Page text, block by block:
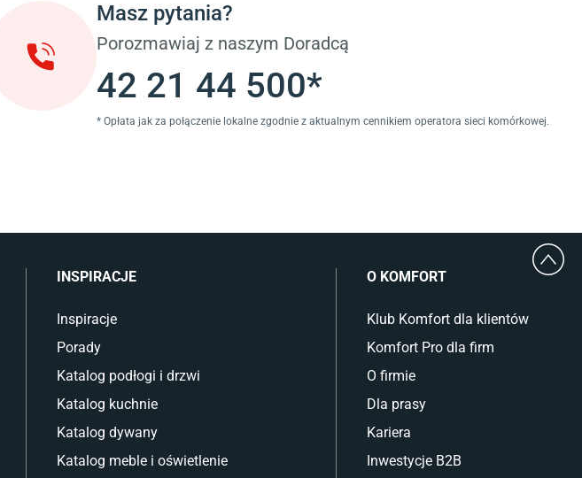
Lampy stojące LED
Glazura
Płytki marmurowe
Masz pytania?
Porozmawiaj z naszym Doradcą
42 21 44 500*
* Opłata jak za połączenie lokalne zgodnie z aktualnym cennikiem operatora sieci komórkowej.
INSPIRACJE
Inspiracje
Porady
Katalog podłogi i drzwi
Katalog kuchnie
Katalog dywany
Katalog meble i oświetlenie
O KOMFORT
Klub Komfort dla klientów
Komfort Pro dla firm
O firmie
Dla prasy
Kariera
Inwestycje B2B